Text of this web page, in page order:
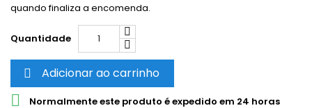
quando finaliza a encomenda.
Quantidade
 Adicionar ao carrinho
 Normalmente este produto é expedido em 24 horas